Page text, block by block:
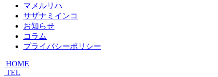
マメルリハ
サザナミインコ
お知らせ
コラム
プライバシーポリシー
HOME
TEL